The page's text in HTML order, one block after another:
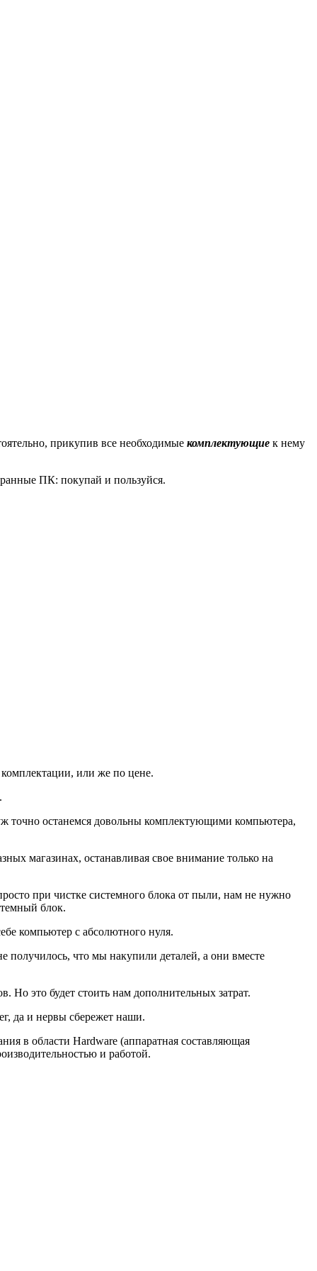
прикупив все необходимые комплектующие к нему
ПК: покупай и пользуйся.
или же по цене.
точно останемся довольны комплектующими компьютера,
магазинах, останавливая свое внимание только на
при чистке системного блока от пыли, нам не нужно
блок.
компьютер с абсолютного нуля.
получилось, что мы накупили деталей, а они вместе
это будет стоить нам дополнительных затрат.
да и нервы сбережет наши.
в области Hardware (аппаратная составляющая
и работой.